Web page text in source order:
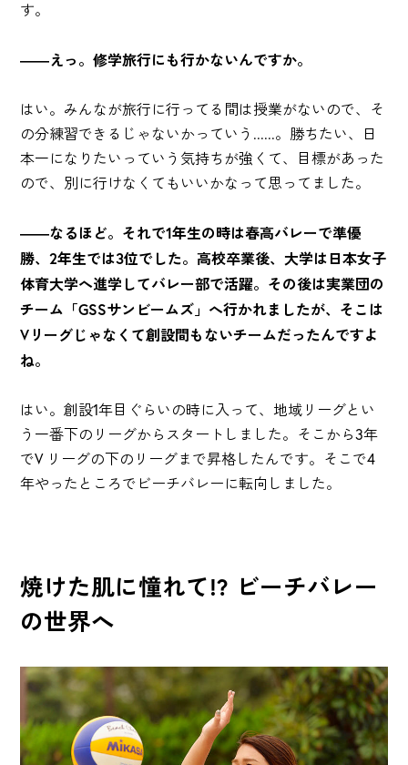
す。
――えっ。修学旅行にも行かないんですか。
はい。みんなが旅行に行ってる間は授業がないので、そ
の分練習できるじゃないかっていう......。勝ちたい、日
本一になりたいっていう気持ちが強くて、目標があった
ので、別に行けなくてもいいかなって思ってました。
――なるほど。それで1年生の時は春高バレーで準優
勝、2年生では3位でした。高校卒業後、大学は日本女子
体育大学へ進学してバレー部で活躍。その後は実業団の
チーム「GSSサンビームズ」へ行かれましたが、そこは
Vリーグじゃなくて創設間もないチームだったんですよ
ね。
はい。創設1年目ぐらいの時に入って、地域リーグとい
う一番下のリーグからスタートしました。そこから3年
でV リーグの下のリーグまで昇格したんです。そこで4
年やったところでビーチバレーに転向しました。
焼けた肌に憧れて!? ビーチバレー
の世界へ